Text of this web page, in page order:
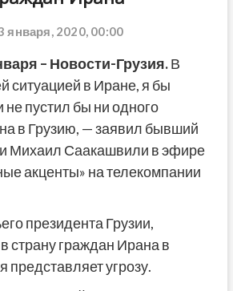
января, 2020, 00:00
– Новости-Грузия.В
ситуацией в Иране, я бы
не пустил бы ни одного
в Грузию, — заявил бывший
Михаил Саакашвили в эфире
акценты» на телекомпании
президента Грузии,
страну граждан Ирана в
угрозу.